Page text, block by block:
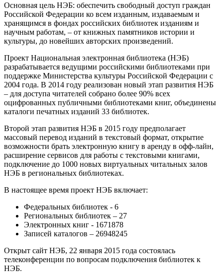
Основная цель НЭБ: обеспечить свободный доступ граждан
Российской Федерации ко всем изданным, издаваемым и
хранящимся в фондах российских библиотек изданиям и
научным работам, – от книжных памятников истории и
культуры, до новейших авторских произведений.
Проект Национальная электронная библиотека (НЭБ)
разрабатывается ведущими российскими библиотеками при
поддержке Министерства культуры Российской Федерации с
2004 года. В 2014 году реализован новый этап развития НЭБ
– для доступа читателей собрано более 90% всех
оцифрованных публичными библиотеками книг, объединены
каталоги печатных изданий 33 библиотек.
Второй этап развития НЭБ в 2015 году предполагает
массовый перевод изданий в текстовый формат, открытие
возможности брать электронную книгу в аренду в офф-лайн,
расширение сервисов для работы с текстовыми книгами,
подключение до 1000 новых виртуальных читальных залов
НЭБ в региональных библиотеках.
В настоящее время проект НЭБ включает:
Федеральных библиотек - 6
Региональных библиотек – 27
Электронных книг - 1671878
Записей каталогов – 26948245
Открыт сайт НЭБ, 22 января 2015 года состоялась
телеконференции по вопросам подключения библиотек к
НЭБ.